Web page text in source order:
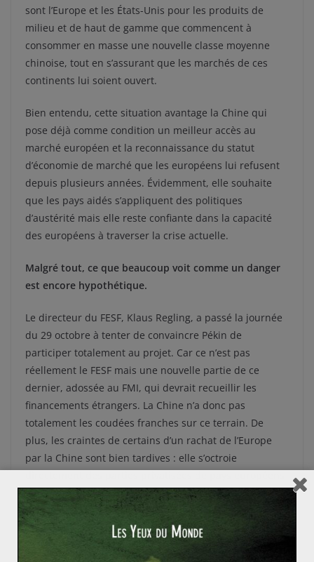
sont l’Europe et les États-Unis pour les produits de
milieu et de haut de gamme que commencent à
consommer en masse une nouvelle classe moyenne
chinoise, tout en s’assurant que les marchés de ces
continents lui soient ouvert.
Bien entendu, cette situation avantage la Chine qui
pose déjà comme condition un meilleur accès au
marché européen et la reconnaissance du statut
d’économie de marché que les européens lui refusent
depuis plusieurs années. Évidemment, elle souhaite
que les pays aidés s’appliquent des politiques
d’austérité mais elle reste confiante dans la capacité
des européens à traverser la crise actuelle.
Malgré tout, ce que beaucoup voit comme un danger
est encore hypothétique.
Le directeur du FESF, Klaus Regling, a passé la journée
du 29 octobre à tenter de convaincre Pékin de
participer totalement au projet. Car ce n’est pas
réellement le FESF mais une nouvelle partie de ce
dernier, adossée au FMI, qui devrait recueillir les
financements étrangers. La Chine n’a donc pas
totalement les coudées franches sur ce terrain. De
plus, les craintes de certains d’un rachat de l’Europe
par la Chine sont bien tardives : elle s’octroie
en faillite comme la Grèce (et sa façade portuaire), et ce
depuis le début en 2010.